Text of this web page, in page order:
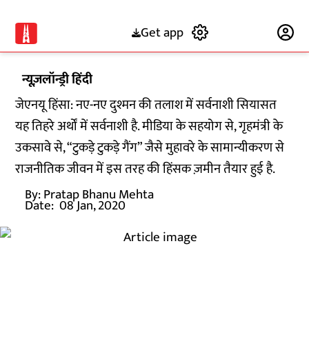
Get app
न्यूज़लॉन्ड्री हिंदी
जेएनयू हिंसा: नए-नए दुश्मन की तलाश में सर्वनाशी सियासत
यह तिहरे अर्थों में सर्वनाशी है. मीडिया के सहयोग से, गृहमंत्री के
उकसावे से, “टुकड़े टुकड़े गैंग” जैसे मुहावरे के सामान्यीकरण से
राजनीतिक जीवन में इस तरह की हिंसक ज़मीन तैयार हुई है.
By:Pratap Bhanu Mehta
Date: 08 Jan, 2020